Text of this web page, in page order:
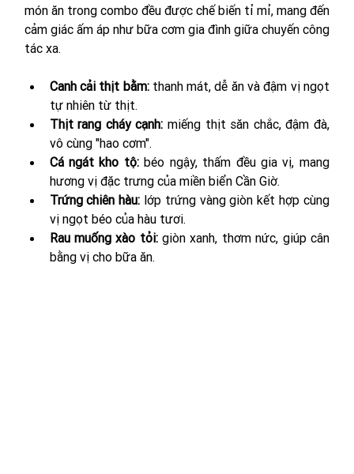
món ăn trong combo đều được chế biến tỉ mỉ, mang đến
cảm giác ấm áp như bữa cơm gia đình giữa chuyến công
tác xa.
Canh cải thịt bằm: thanh mát, dễ ăn và đậm vị ngọt
tự nhiên từ thịt.
Thịt rang cháy cạnh: miếng thịt săn chắc, đậm đà,
vô cùng "hao cơm".
Cá ngát kho tộ: béo ngậy, thấm đều gia vị, mang
hương vị đặc trưng của miền biển Cần Giờ.
Trứng chiên hàu: lớp trứng vàng giòn kết hợp cùng
vị ngọt béo của hàu tươi.
Rau muống xào tỏi: giòn xanh, thơm nức, giúp cân
bằng vị cho bữa ăn.